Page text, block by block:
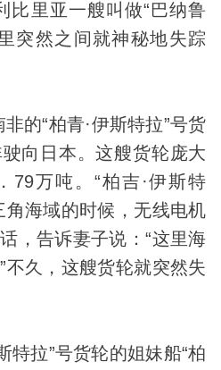
比里亚一艘叫做“巴纳鲁
突然之间就神秘地失踪
的“柏青·伊斯特拉”号货
向日本。这艘货轮庞大
79万吨。“柏吉·伊斯特
角海域的时候，无线电机
，告诉妻子说：“这里海
不久，这艘货轮就突然失
特拉”号货轮的姐妹船“柏